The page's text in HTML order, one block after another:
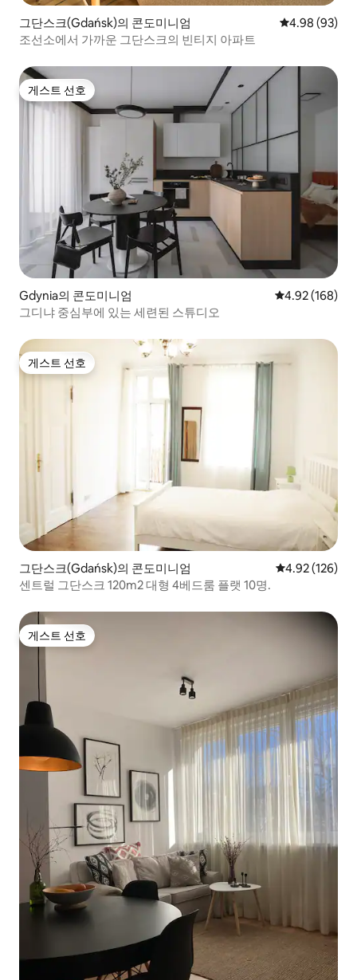
그단스크(Gdańsk)의 콘도미니엄 평점 4.98점(5
4.98 (93)
조선소에서 가까운 그단스크의 빈티지 아파트
게스트 선호
게스트 선호
Gdynia의 콘도미니엄 평점 4.92점(5
4.92 (168)
그디냐 중심부에 있는 세련된 스튜디오
게스트 선호
게스트 선호
그단스크(Gdańsk)의 콘도미니엄 평점 4.92점(5
4.92 (126)
센트럴 그단스크 120m2 대형 4베드룸 플랫 10명.
게스트 선호
게스트 선호